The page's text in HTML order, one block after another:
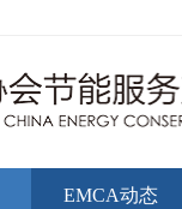
EMCA动态